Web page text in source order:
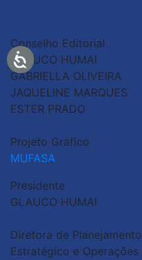
Conselho Editorial
GLAUCO HUMAI
GABRIELLA OLIVEIRA
JAQUELINE MARQUES
ESTER PRADO
Projeto Gráfico
MUFASA
Presidente
GLAUCO HUMAI
Diretora de Planejamento
Estratégico e Operações